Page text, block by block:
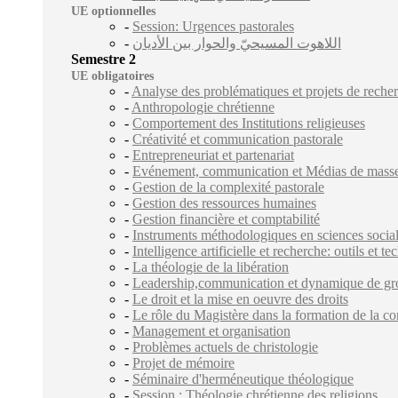
UE optionnelles
- Session: Urgences pastorales
- اللاهوت المسيحيّ والحوار بين الأديان
Semestre 2
UE obligatoires
- Analyse des problématiques et projets de
- Anthropologie chrétienne
- Comportement des Institutions religieuses
- Créativité et communication pastorale
- Entrepreneuriat et partenariat
- Evénement, communication et Médias de
- Gestion de la complexité pastorale
- Gestion des ressources humaines
- Gestion financière et comptabilité
- Instruments méthodologiques en sciences
- Intelligence artificielle et recherche: outils et
- La théologie de la libération
- Leadership,communication et dynamique de
- Le droit et la mise en oeuvre des droits
- Le rôle du Magistère dans la formation de la
- Management et organisation
- Problèmes actuels de christologie
- Projet de mémoire
- Séminaire d'herméneutique théologique
- Session : Théologie chrétienne des religions